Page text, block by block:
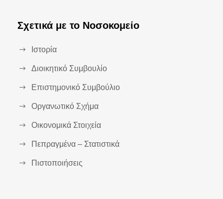
Σχετικά με το Νοσοκομείο
Ιστορία
Διοικητικό Συμβουλίο
Επιστημονικό Συμβούλιο
Οργανωτικό Σχήμα
Οικονομικά Στοιχεία
Πεπραγμένα – Στατιστικά
Πιστοποιήσεις